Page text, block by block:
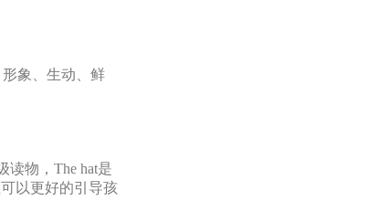
象、生动、鲜
物，The hat是
以更好的引导孩